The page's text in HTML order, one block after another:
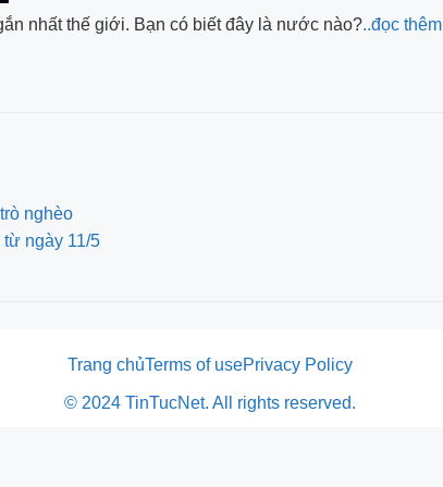
nhất thế giới. Bạn có biết đây là nước nào?..đọc thêm
nghèo
ngày 11/5
Trang chủTerms of usePrivacy Policy
© 2024 TinTucNet. All rights reserved.